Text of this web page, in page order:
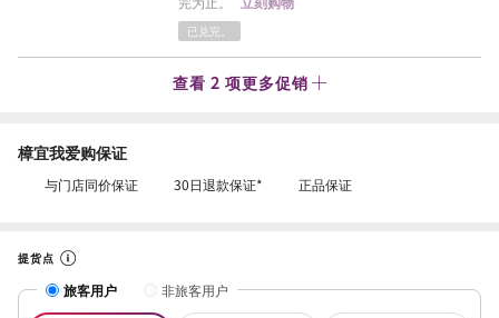
已兑完。
查看 2 项更多促销
樟宜我爱购保证
与门店同价保证 30日退款保证* 正品保证
提货点
旅客用户 非旅客用户